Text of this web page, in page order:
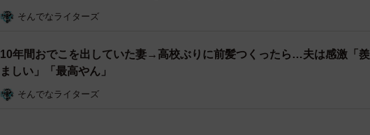
そんでなライターズ
10年間おでこを出していた妻→高校ぶりに前髪つくったら…夫は感激「羨
ましい」「最高やん」
そんでなライターズ